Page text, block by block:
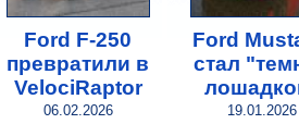
Ford F-250
превратили в
VelociRaptor
06.02.2026
Ford
стал
19.01.2026